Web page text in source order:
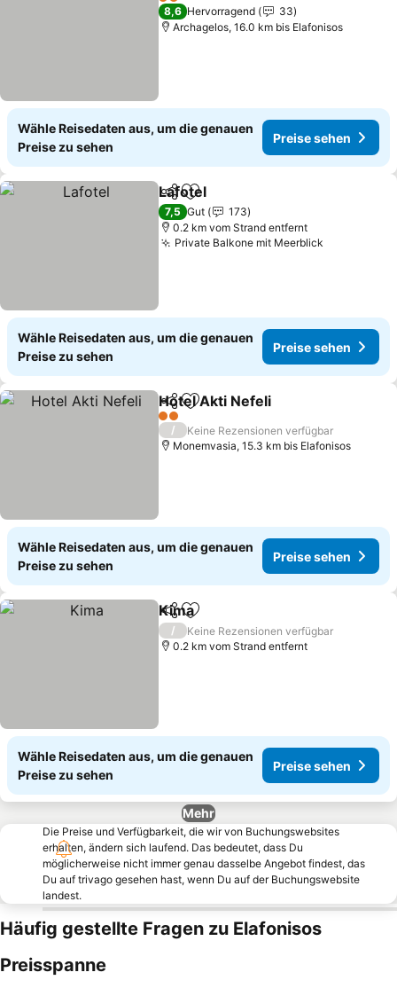
2 Sterne
8,6 Hervorragend
33
Archagelos, 16.0 km bis Elafonisos
Wähle Reisedaten aus, um die genauen
Preise zu sehen
Preise sehen
TeilenZu Favoriten hinzufügen
Lafotel
7,5 Gut
173
0.2 km vom Strand entfernt
Private Balkone mit Meerblick
Wähle Reisedaten aus, um die genauen
Preise zu sehen
Preise sehen
TeilenZu Favoriten hinzufügen
Hotel Akti Nefeli
2 Sterne
/
Keine Rezensionen verfügbar
Monemvasia, 15.3 km bis Elafonisos
Wähle Reisedaten aus, um die genauen
Preise zu sehen
Preise sehen
TeilenZu Favoriten hinzufügen
Kima
/
Keine Rezensionen verfügbar
0.2 km vom Strand entfernt
Wähle Reisedaten aus, um die genauen
Preise zu sehen
Preise sehen
Mehr
Die Preise und Verfügbarkeit, die wir von Buchungswebsites
erhalten, ändern sich laufend. Das bedeutet, dass Du
möglicherweise nicht immer genau dasselbe Angebot findest, das
Du auf trivago gesehen hast, wenn Du auf der Buchungswebsite
landest.
Häufig gestellte Fragen zu Elafonisos
Preisspanne